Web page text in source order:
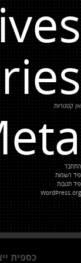
אין קטגוריות
התחבר
פיד רשומות
פיד תגובות
WordPress.org
כספית